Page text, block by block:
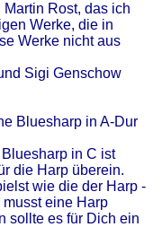
Rost, das ich
Werke, die in
Werke nicht aus
Sigi Genschow
Bluesharp in A-Dur
in C ist
die Harp überein.
wie die der Harp -
eine Harp
sollte es für Dich ein